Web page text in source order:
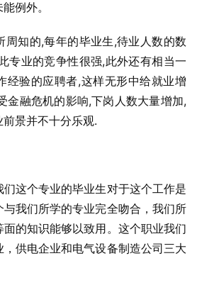
例外。
周知的,每年的毕业生,待业人数的数
专业的竞争性很强,此外还有相当一
经验的应聘者,这样无形中给就业增
金融危机的影响,下岗人数大量增加,
景并不十分乐观.
这个专业的毕业生对于这个工作是
我们所学的专业完全吻合，我们所
的知识能够以致用。这个职业我们
供电企业和电气设备制造公司三大